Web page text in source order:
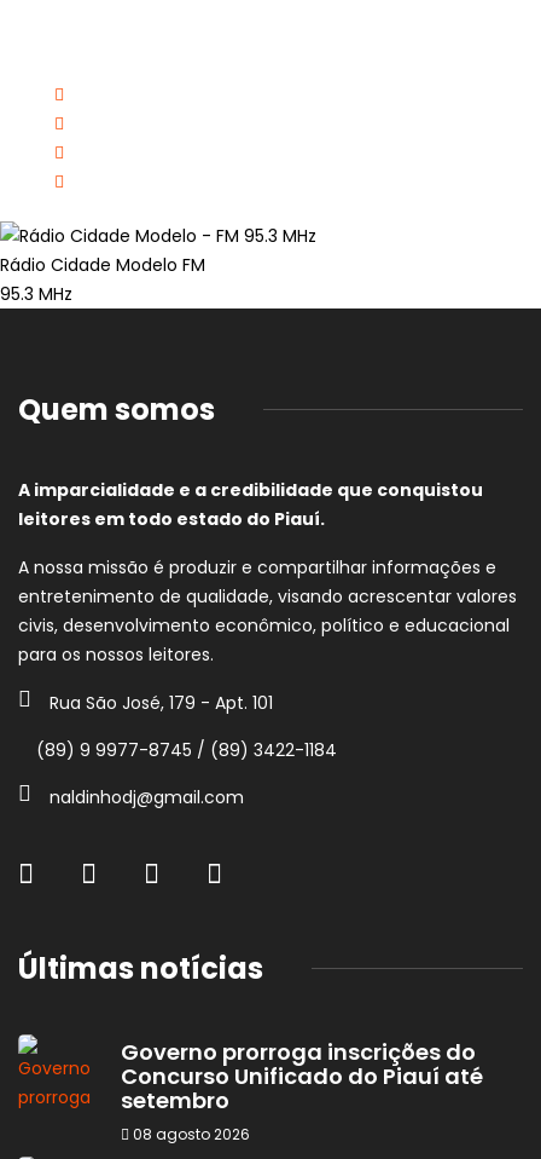
Rádio Cidade Modelo FM
95.3 MHz
Quem somos
A imparcialidade e a credibilidade que conquistou
leitores em todo estado do Piauí.
A nossa missão é produzir e compartilhar informações e
entretenimento de qualidade, visando acrescentar valores
civis, desenvolvimento econômico, político e educacional
para os nossos leitores.
Rua São José, 179 - Apt. 101
(89) 9 9977-8745 / (89) 3422-1184
naldinhodj@gmail.com
Últimas notícias
Governo prorroga inscrições do
Concurso Unificado do Piauí até
setembro
08 agosto 2026